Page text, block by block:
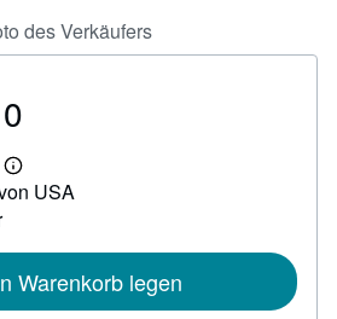
des Verkäufers
Weitere
Informationen
USA
Warenkorb legen